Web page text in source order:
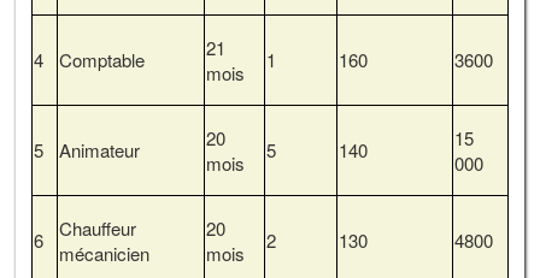
4 Comptable
21
mois
1 160 3600
5 Animateur
20
mois
5 140
15
000
6
Chauffeur
mécanicien
20
mois
2 130 4800